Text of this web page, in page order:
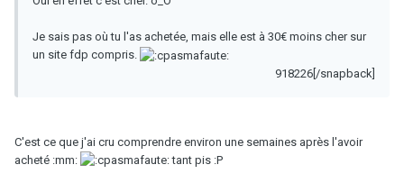
Je sais pas où tu l'as achetée, mais elle est à 30€ moins cher sur
un site fdp compris.
918226[/snapback]
C'est ce que j'ai cru comprendre environ une semaines après l'avoir
acheté :mm:
tant pis :P